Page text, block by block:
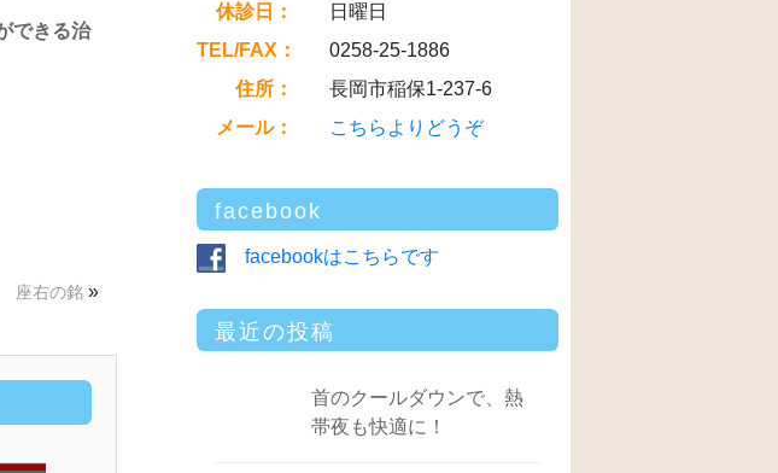
できる治
座右の銘 »
休診日：
日曜日
TEL/FAX：
0258-25-1886
住所：
長岡市稲保1-237-6
メール：
こちらよりどうぞ
facebook
facebookはこちらです
最近の投稿
首のクールダウンで、熱
帯夜も快適に！